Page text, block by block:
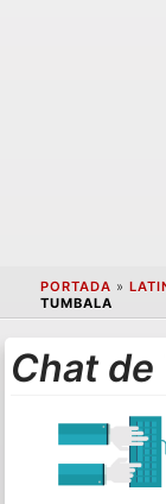
PORTADA »
TUMBALA
Chat de